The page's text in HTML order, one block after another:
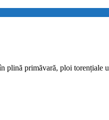
plină primăvară, ploi torențiale